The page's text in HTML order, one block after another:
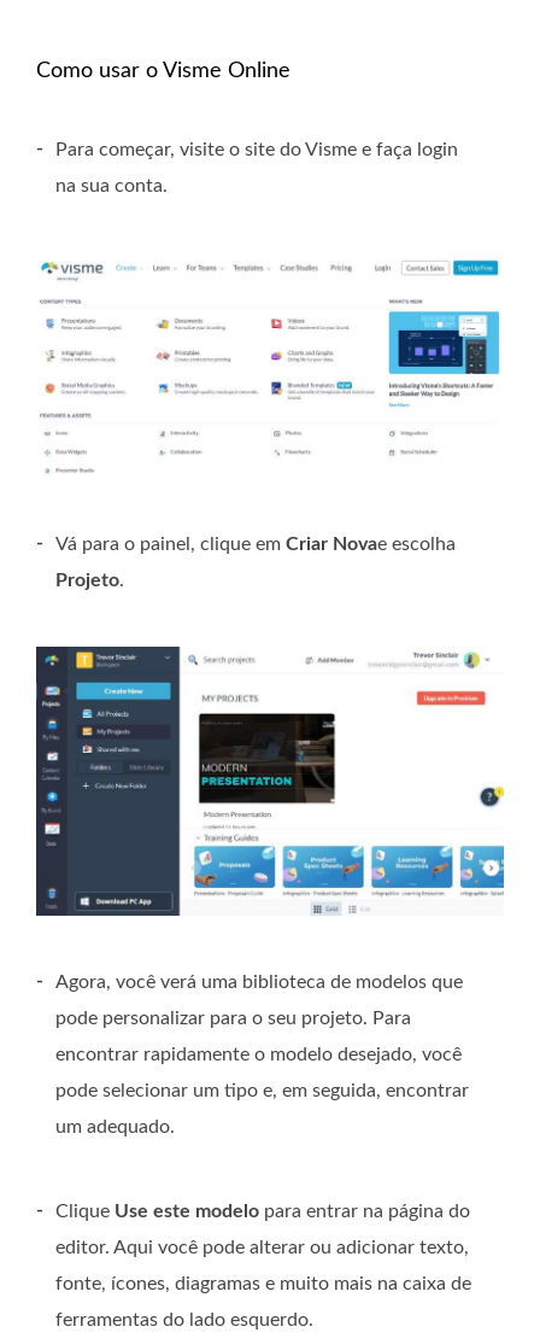
Como usar o Visme Online
-
Para começar, visite o site do Visme e faça login
na sua conta.
- Vá para o painel, clique em Criar Novae escolha
Projeto.
-
Agora, você verá uma biblioteca de modelos que
pode personalizar para o seu projeto. Para
encontrar rapidamente o modelo desejado, você
pode selecionar um tipo e, em seguida, encontrar
um adequado.
- Clique Use este modelo para entrar na página do
editor. Aqui você pode alterar ou adicionar texto,
fonte, ícones, diagramas e muito mais na caixa de
ferramentas do lado esquerdo.